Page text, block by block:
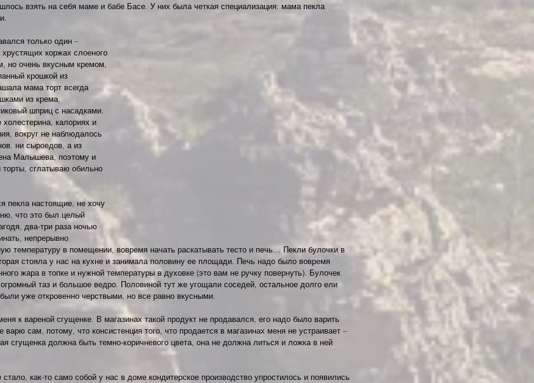
взять на себя маме и бабе Басе. У них была четкая специализация: мама пекла
только один –
коржах слоеного
но очень вкусным кремом,
крошкой из
мама торт всегда
из крема,
шприц с насадками.
калориях и
вокруг не наблюдалось
ни сыроедов, а из
Малышева, поэтому и
сглатываю обильно
пекла настоящие, не хочу
что это был целый
два-три раза ночью
непрерывно
температуру в помещении, вовремя начать раскатывать тесто и печь… Пекли булочки в
стояла у нас на кухне и занимала половину ее площади. Печь надо было вовремя
жара в топке и нужной температуры в духовке (это вам не ручку повернуть). Булочек
таз и большое ведро. Половиной тут же угощали соседей, остальное долго ели
уже откровенно черствыми, но все равно вкусными.
к вареной сгущенке. В магазинах такой продукт не продавался, его надо было варить
сам, потому, что консистенция того, что продается в магазинах меня не устраивает –
сгущенка должна быть темно-коричневого цвета, она не должна литься и ложка в ней
как-то само собой у нас в доме кондитерское производство упростилось и появились